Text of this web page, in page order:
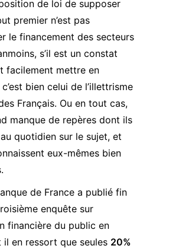
de loi de supposer
premier n’est pas
le financement des secteurs
s’il est un constat
facilement mettre en
bien celui de l’illettrisme
Français. Ou en tout cas,
manque de repères dont ils
quotidien sur le sujet, et
eux-mêmes bien
de France a publié fin
enquête sur
financière du public en
il en ressort que seules 20%